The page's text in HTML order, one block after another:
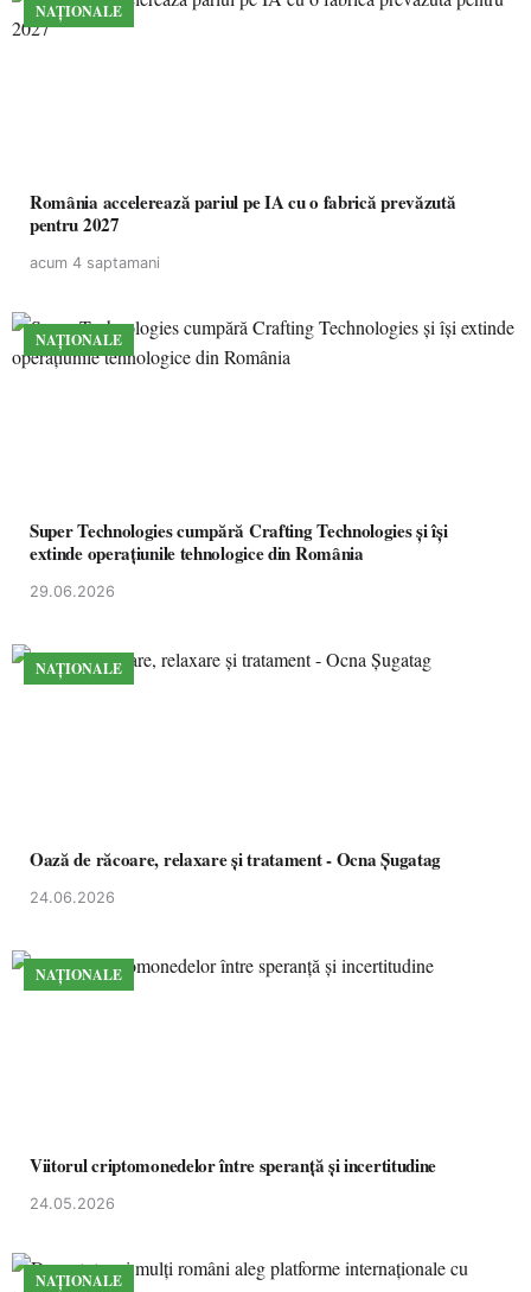
NAȚIONALE
România accelerează pariul pe IA cu o fabrică prevăzută
pentru 2027
acum 4 saptamani
NAȚIONALE
Super Technologies cumpără Crafting Technologies și își
extinde operațiunile tehnologice din România
29.06.2026
NAȚIONALE
Oază de răcoare, relaxare și tratament - Ocna Șugatag
24.06.2026
NAȚIONALE
Viitorul criptomonedelor între speranță și incertitudine
24.05.2026
NAȚIONALE